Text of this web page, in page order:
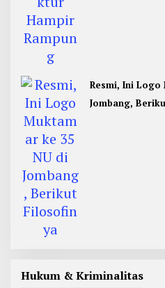
Resmi, Ini Logo
Jombang,
Hukum & Kriminalitas